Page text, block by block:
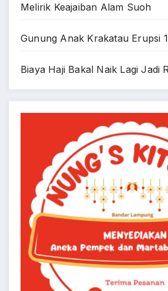
Melirik Keajaiban Alam Suoh
Gunung Anak Krakatau Erupsi
Biaya Haji Bakal Naik Lagi Jadi